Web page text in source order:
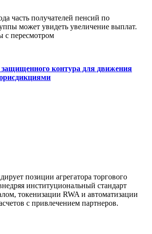
часть получателей пенсий по
может увидеть увеличение выплат.
с пересмотром
защищенного контура для движения
позиции агрегатора торгового
институциональный стандарт
токенизации RWA и автоматизации
с привлечением партнеров.